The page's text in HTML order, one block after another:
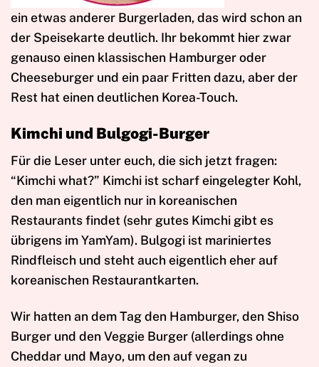
ein etwas anderer Burgerladen, das wird schon an
der Speisekarte deutlich. Ihr bekommt hier zwar
genauso einen klassischen Hamburger oder
Cheeseburger und ein paar Fritten dazu, aber der
Rest hat einen deutlichen Korea-Touch.
Kimchi und Bulgogi-Burger
Für die Leser unter euch, die sich jetzt fragen:
“Kimchi what?” Kimchi ist scharf eingelegter Kohl,
den man eigentlich nur in koreanischen
Restaurants findet (sehr gutes Kimchi gibt es
übrigens im YamYam). Bulgogi ist mariniertes
Rindfleisch und steht auch eigentlich eher auf
koreanischen Restaurantkarten.
Wir hatten an dem Tag den Hamburger, den Shiso
Burger und den Veggie Burger (allerdings ohne
Cheddar und Mayo, um den auf vegan zu